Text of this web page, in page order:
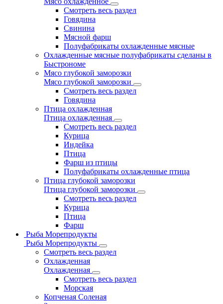
Смотреть весь раздел
Говядина
Свинина
Мясной фарш
Полуфабрикаты охлажденные мясные
Охлажденные мясные полуфабрикаты сделаны в
Быстрономе
Мясо глубокой заморозки
Мясо глубокой заморозки
Смотреть весь раздел
Говядина
Птица охлажденная
Птица охлажденная
Смотреть весь раздел
Курица
Индейка
Птица
Фарш из птицы
Полуфабрикаты охлажденные птица
Птица глубокой заморозки
Птица глубокой заморозки
Смотреть весь раздел
Курица
Птица
Фарш
Рыба Морепродукты
Рыба Морепродукты
Смотреть весь раздел
Охлажденная
Охлажденная
Смотреть весь раздел
Морская
Копченая Соленая